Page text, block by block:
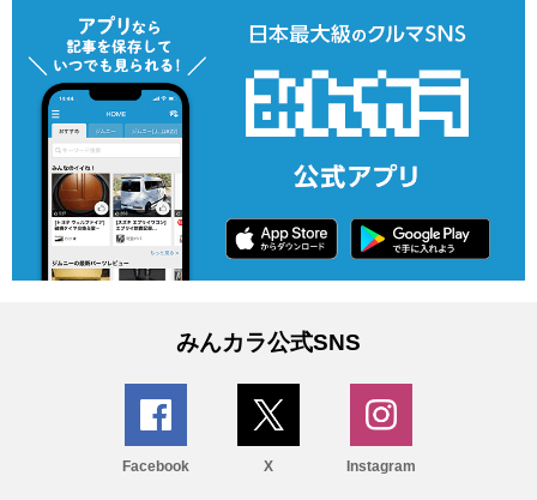
みんカラ公式SNS
Facebook X Instagram